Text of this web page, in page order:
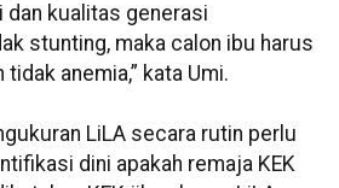
kualitas generasi
stunting, maka calon ibu harus
tidak anemia,” kata Umi.
LiLA secara rutin perlu
dini apakah remaja KEK